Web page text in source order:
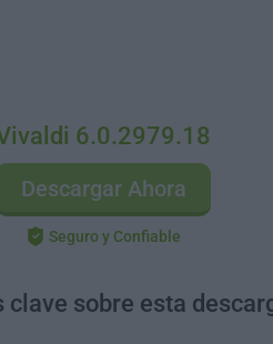
6.0.2979.18
Descargar Ahora
Seguro y Confiable
clave sobre esta